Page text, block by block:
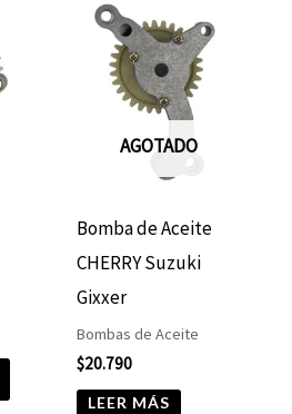
AGOTADO
Bomba de Aceite
CHERRY Suzuki
Gixxer
Bombas de Aceite
$20.790
LEER MÁS